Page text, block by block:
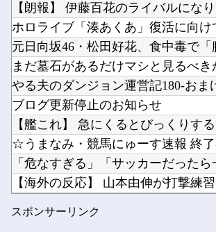
【朗報】 伊藤百花のライバルにな
ホロライブ「湊あくあ」復活に向
元日向坂46・松田好花、食中毒で
まだ墓石があるだけマシと見るべ
やる夫のダンジョン運営記180-おま
ブログ更新停止のお知らせ
【艦これ】 急にくるとびっくりす
☆うまなみ・競馬にゅーす速報 終
「危なすぎる」「サッカーだった
【海外の反応】 山本由伸が打撃練
【熊本】 飲食店の床から「温水が
スポンサーリンク